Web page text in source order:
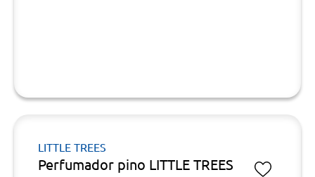
LITTLE TREES
Perfumador pino LITTLE TREES